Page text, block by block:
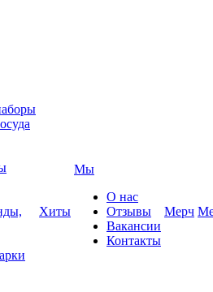
Хиты
Мы
О нас
Отзывы
Вакансии
Контакты
Мерч